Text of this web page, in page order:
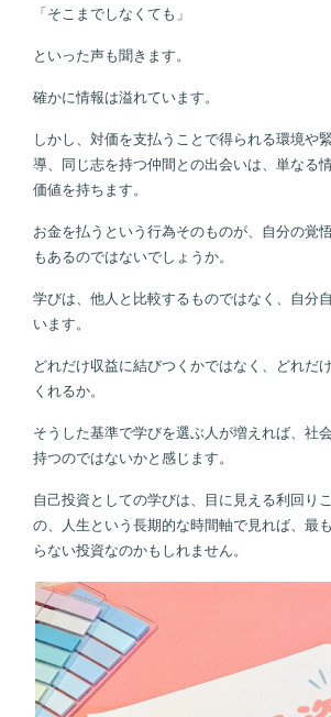
「そこまでしなくても」
といった声も聞きます。
確かに情報は溢れています。
しかし、対価を支払うことで得られる環境や
導、同じ志を持つ仲間との出会いは、単なる
価値を持ちます。
お金を払うという行為そのものが、自分の覚
もあるのではないでしょうか。
学びは、他人と比較するものではなく、自分
います。
どれだけ収益に結びつくかではなく、どれだ
くれるか。
そうした基準で学びを選ぶ人が増えれば、社
持つのではないかと感じます。
自己投資としての学びは、目に見える利回り
の、人生という長期的な時間軸で見れば、最
らない投資なのかもしれません。